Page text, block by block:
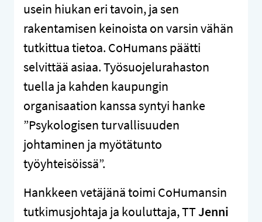
usein hiukan eri tavoin, ja sen
rakentamisen keinoista on varsin vähän
tutkittua tietoa. CoHumans päätti
selvittää asiaa. Työsuojelurahaston
tuella ja kahden kaupungin
organisaation kanssa syntyi hanke
”Psykologisen turvallisuuden
johtaminen ja myötätunto
työyhteisöissä”.
Hankkeen vetäjänä toimi CoHumansin
tutkimusjohtaja ja kouluttaja, TTJenni